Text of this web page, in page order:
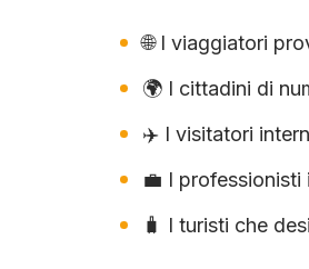
🌐 I viaggiatori
🌍 I cittadini di
✈️ I visitatori
💼 I professionisti
🧳 I turisti che